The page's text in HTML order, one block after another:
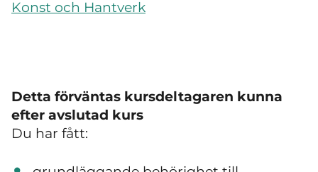
Konst och Hantverk
Detta förväntas kursdeltagaren kunna
efter avslutad kurs
Du har fått: